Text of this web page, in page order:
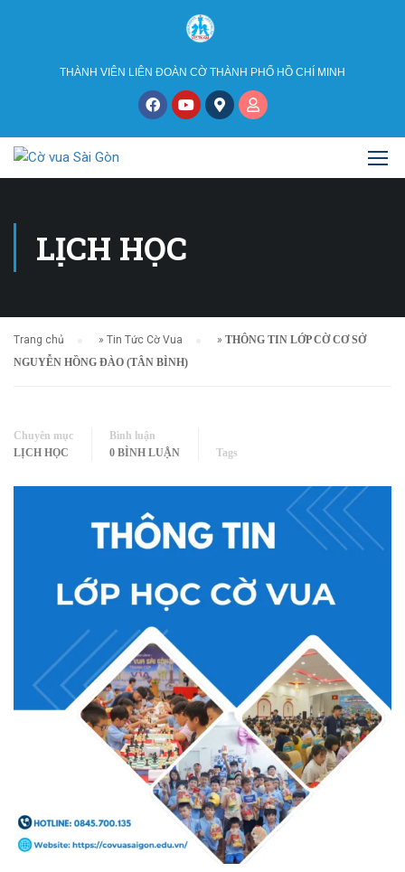
THÀNH VIÊN LIÊN ĐOÀN CỜ THÀNH PHỐ HỒ CHÍ MINH
LỊCH HỌC
Trang chủ » Tin Tức Cờ Vua » THÔNG TIN LỚP CỜ CƠ SỞ
NGUYỄN HỒNG ĐÀO (TÂN BÌNH)
Chuyên mục
LỊCH HỌC
Bình luận
0 BÌNH LUẬN
Tags